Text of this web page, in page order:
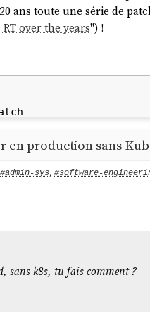
templates/service-
account.yaml
templates/
templates/
manager.yaml
ans toute une série de
over the years") !
en production sans
#admin-sys, #software-
sans k8s, tu fais comment ?